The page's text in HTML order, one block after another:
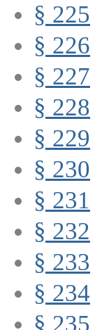
§ 225
§ 226
§ 227
§ 228
§ 229
§ 230
§ 231
§ 232
§ 233
§ 234
§ 235